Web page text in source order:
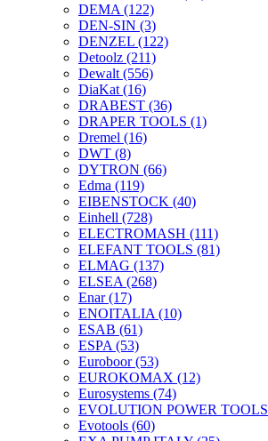
DEMA (122)
DEN-SIN (3)
DENZEL (122)
Detoolz (211)
Dewalt (556)
DiaKat (16)
DRABEST (36)
DRAPER TOOLS (1)
Dremel (16)
DWT (8)
DYTRON (66)
Edma (119)
EIBENSTOCK (40)
Einhell (728)
ELECTROMASH (111)
ELEFANT TOOLS (81)
ELMAG (137)
ELSEA (268)
Enar(17)
ENOITALIA (10)
ESAB (61)
ESPA (53)
Euroboor(53)
EUROKOMAX (12)
Eurosystems (74)
EVOLUTION POWER TOOLS
Evotools (60)